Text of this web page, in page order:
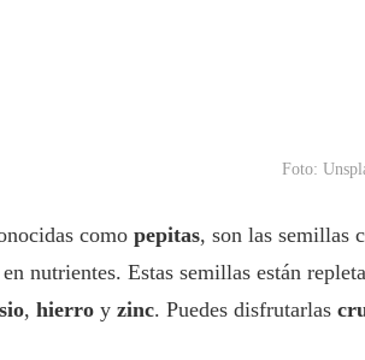
Foto:
como pepitas, son las semillas
nutrientes. Estas semillas están
, hierro y zinc. Puedes disfrutarlas